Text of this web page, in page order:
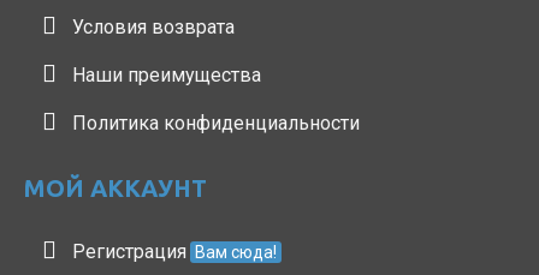
Условия возврата
Наши преимущества
Политика конфиденциальности
МОЙ АККАУНТ
Регистрация Вам сюда!